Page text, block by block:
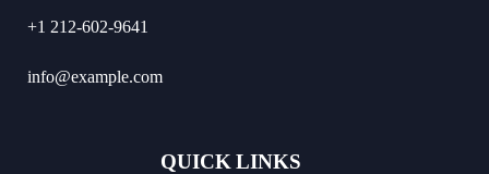
+1 212-602-9641
info@example.com
QUICK LINKS